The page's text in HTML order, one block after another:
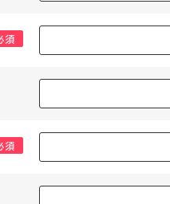
須
須